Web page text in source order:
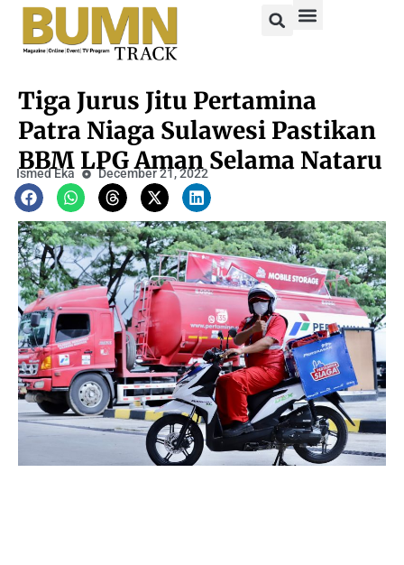
Tiga Jurus Jitu Pertamina
Patra Niaga Sulawesi Pastikan
BBM LPG Aman Selama Nataru
Ismed Eka December 21, 2022